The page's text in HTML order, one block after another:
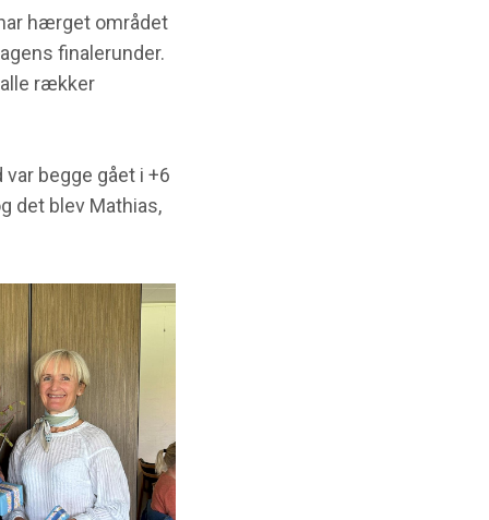
hærget området
finalerunder.
rækker
begge gået i +6
det blev Mathias,